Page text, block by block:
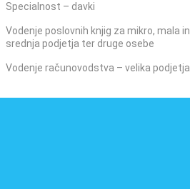
Specialnost – davki
Vodenje poslovnih knjig za mikro, mala in
srednja podjetja ter druge osebe
Vodenje računovodstva – velika podjetja